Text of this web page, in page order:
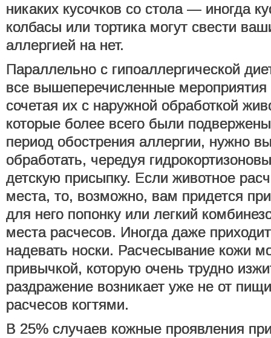
никаких кусочков со стола — иногда
колбасы или тортика могут свести
аллергией на нет.
Параллельно с гипоаллергической
все вышеперечисленные
сочетая их с наружной обработкой
которые более всего были
период обострения аллергии, нужно
обработать, чередуя
детскую присыпку. Если животное
места, то, возможно, вам придется
для него попонку или легкий
места расчесов. Иногда даже
надевать носки. Расчесывание кожи
привычкой, которую очень трудно
раздражение возникает уже не от
расчесов когтями.
В 25% случаев кожные проявления